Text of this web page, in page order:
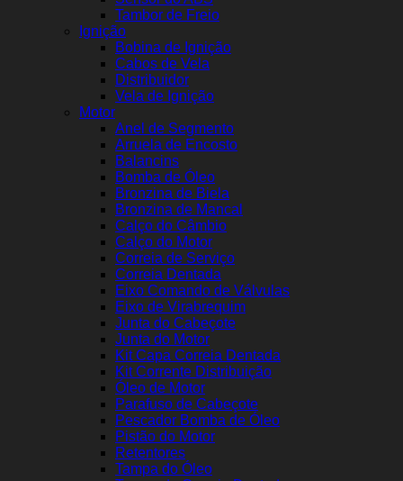
Tambor de Freio
Ignição
Bobina de Ignição
Cabos de Vela
Distribuidor
Vela de Ignição
Motor
Anel de Segmento
Arruela de Encosto
Balancins
Bomba de Óleo
Bronzina de Biela
Bronzina de Mancal
Calço do Câmbio
Calço do Motor
Correia de Serviço
Correia Dentada
Eixo Comando de Válvulas
Eixo de Virabrequim
Junta do Cabeçote
Junta do Motor
Kit Capa Correia Dentada
Kit Corrente Distribuição
Óleo de Motor
Parafuso de Cabeçote
Pescador Bomba de Óleo
Pistão do Motor
Retentores
Tampa do Óleo